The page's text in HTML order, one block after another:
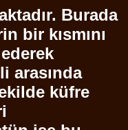
Burada
bir kısmını
arasında
küfre